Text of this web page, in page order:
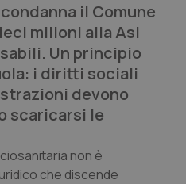
il Comune
milioni alla Asl
Un principio
i diritti sociali
devono
scaricarsi le
non è
che discende